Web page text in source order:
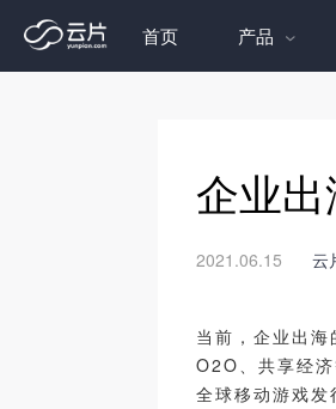
首页 产品
企业
2021.06.15 云
当前，企业出
O2O、共享经
全球移动游戏